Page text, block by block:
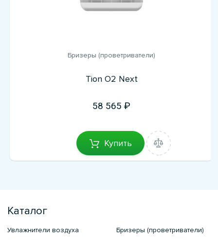
Бризеры (проветриватели)
Tion O2 Next
58 565
Купить
Каталог
Увлажнители воздуха
Бризеры (проветриватели)